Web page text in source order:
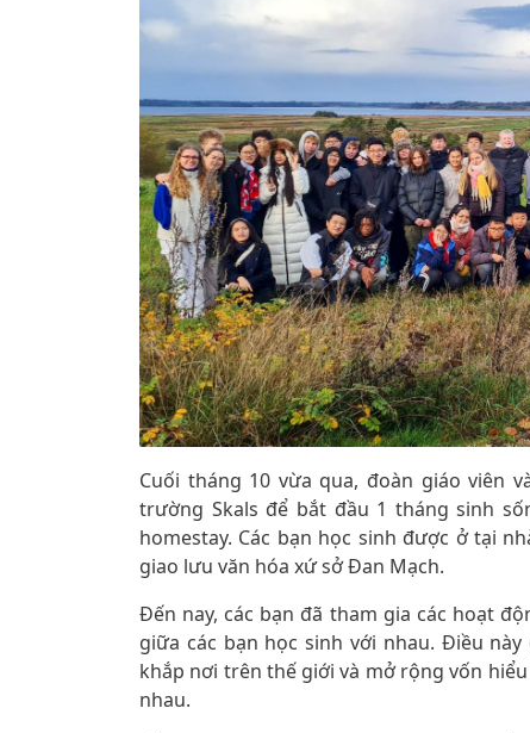
Cuối tháng 10 vừa qua, đoàn giáo viên
trường Skals để bắt đầu 1 tháng sinh
homestay. Các bạn học sinh được ở tại
giao lưu văn hóa xứ sở Đan Mạch.
Đến nay, các bạn đã tham gia các hoạt
giữa các bạn học sinh với nhau. Điều
khắp nơi trên thế giới và mở rộng vốn
nhau.